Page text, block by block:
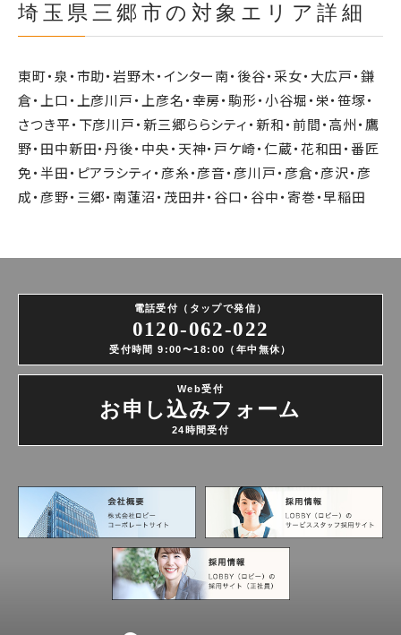
埼玉県三郷市の対象エリア詳細
東町・泉・市助・岩野木・インター南・後谷・采女・大広戸・鎌
倉・上口・上彦川戸・上彦名・幸房・駒形・小谷堀・栄・笹塚・
さつき平・下彦川戸・新三郷ららシティ・新和・前間・高州・鷹
野・田中新田・丹後・中央・天神・戸ケ崎・仁蔵・花和田・番匠
免・半田・ピアラシティ・彦糸・彦音・彦川戸・彦倉・彦沢・彦
成・彦野・三郷・南蓮沼・茂田井・谷口・谷中・寄巻・早稲田
電話受付（タップで発信）
0120-062-022
受付時間 9:00〜18:00（年中無休）
Web受付
お申し込みフォーム
24時間受付